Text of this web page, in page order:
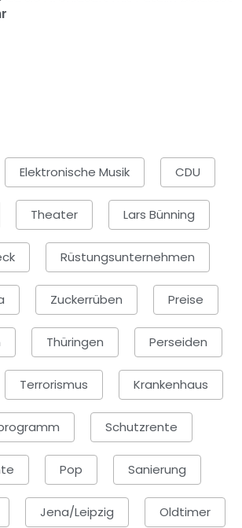
Elektronische Musik CDU
Theater Lars Bünning
Rüstungsunternehmen
Zuckerrüben Preise
Thüringen Perseiden
Terrorismus Krankenhaus
Schutzrente
Pop Sanierung
Jena/Leipzig Oldtimer